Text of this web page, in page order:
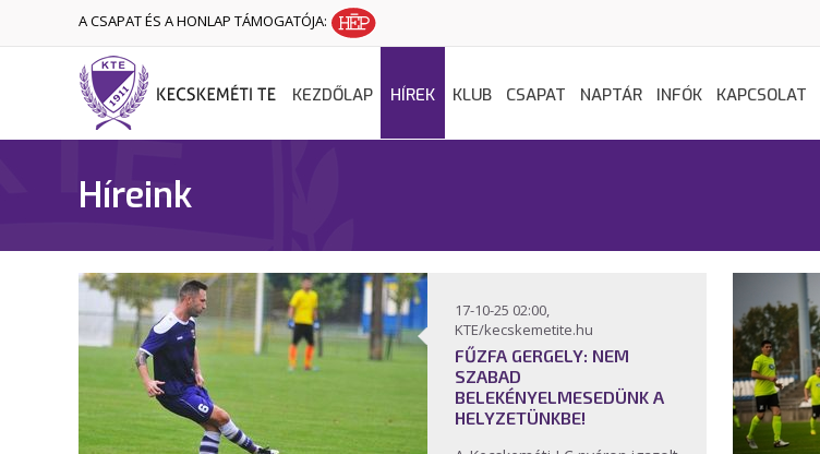
A CSAPAT ÉS A HONLAP TÁMOGATÓJA:
KEZDŐLAP HÍREK KLUB CSAPAT NAPTÁR INFÓK KAPCSOLAT
Híreink
17-10-25 02:00,
KTE/kecskemetite.hu
FŰZFA GERGELY: NEM
SZABAD
BELEKÉNYELMESEDÜNK A
HELYZETÜNKBE!